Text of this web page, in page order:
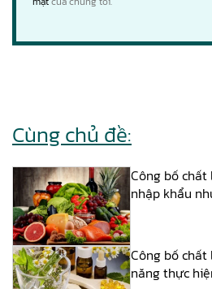
Cùng chủ đề:
Công bố
nhập khẩu
Công bố
năng thực